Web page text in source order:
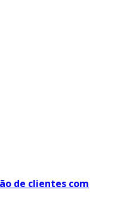
de clientes com